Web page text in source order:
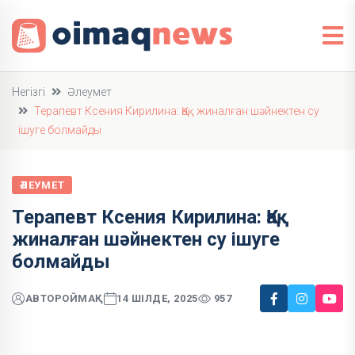
Негізгі
Әлеумет
Терапевт Ксения Кирилина: Қақ жиналған шәйнектен су
ішуге болмайды
ӘЛЕУМЕТ
Терапевт Ксения Кирилина: Қақ
жиналған шәйнектен су ішуге
болмайды
АВТОРОЙМАҚ 14 ШІЛДЕ, 2025 957